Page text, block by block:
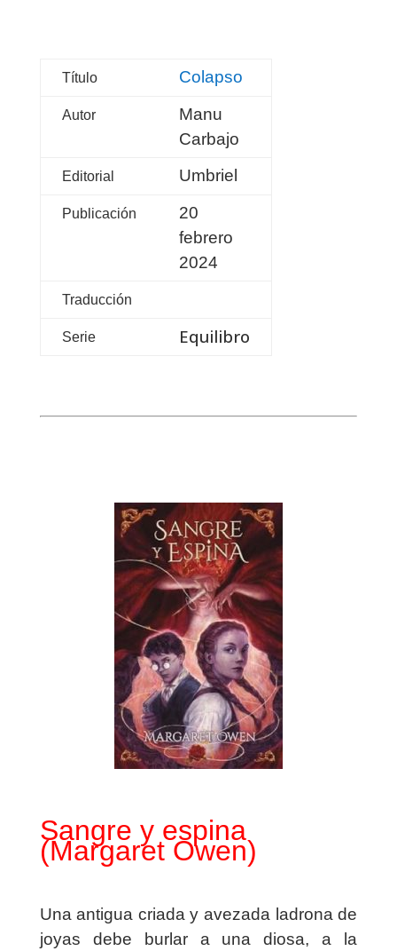
Título Colapso
Autor
Manu
Carbajo
Editorial Umbriel
Publicación
20
febrero
2024
Traducción
Serie Equilibro
Sangre y espina
(Margaret Owen)
Una antigua criada y avezada ladrona de
joyas debe burlar a una diosa, a la